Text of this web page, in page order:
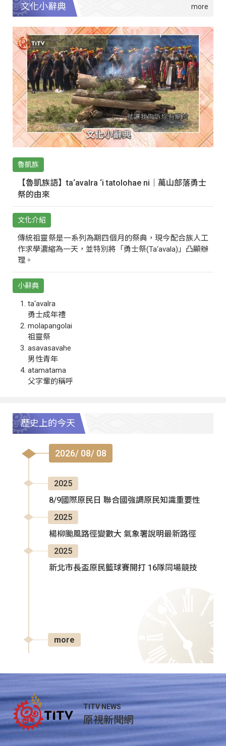
文化小辭典
魯凱族
【魯凱族語】ta‘avalra ‘i tatolohae ni｜萬山部落勇士
祭的由來
文化介紹
傳統祖靈祭是一系列為期四個月的祭典，現今配合族人工
作求學濃縮為一天，並特別將「勇士祭(Ta‘avala)」凸顯辦
理。
小辭典
ta‘avalra
勇士成年禮
molapangolai
祖靈祭
asavasavahe
男性青年
atamatama
父字輩的稱呼
歷史上的今天
2026/ 08/ 08
2025
8/9國際原民日 聯合國強調原民知識重要性
2025
楊柳颱風路徑變數大 氣象署說明最新路徑
2025
新北市長盃原民籃球賽開打 16隊同場競技
more
TITV NEWS
原視新聞網